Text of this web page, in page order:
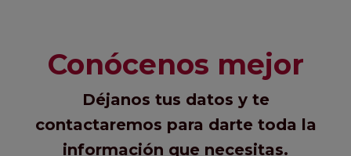
Conócenos mejor
Déjanos tus datos y te
contactaremos para darte toda la
información que necesitas.